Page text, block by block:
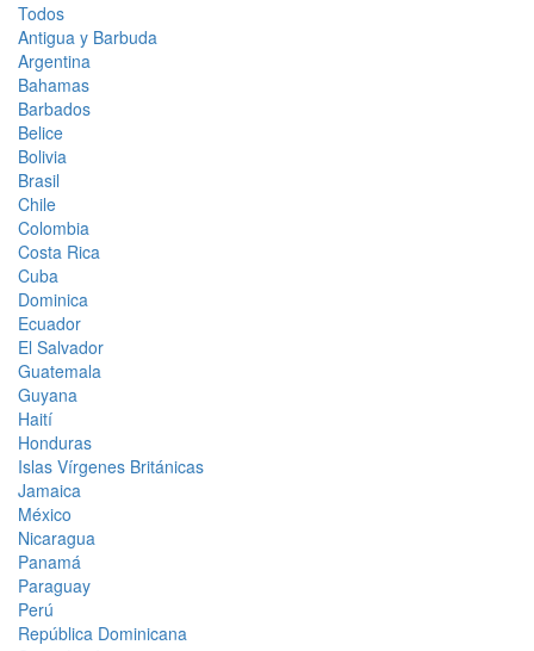
Todos
Antigua y Barbuda
Argentina
Bahamas
Barbados
Belice
Bolivia
Brasil
Chile
Colombia
Costa Rica
Cuba
Dominica
Ecuador
El Salvador
Guatemala
Guyana
Haití
Honduras
Islas Vírgenes Británicas
Jamaica
México
Nicaragua
Panamá
Paraguay
Perú
República Dominicana